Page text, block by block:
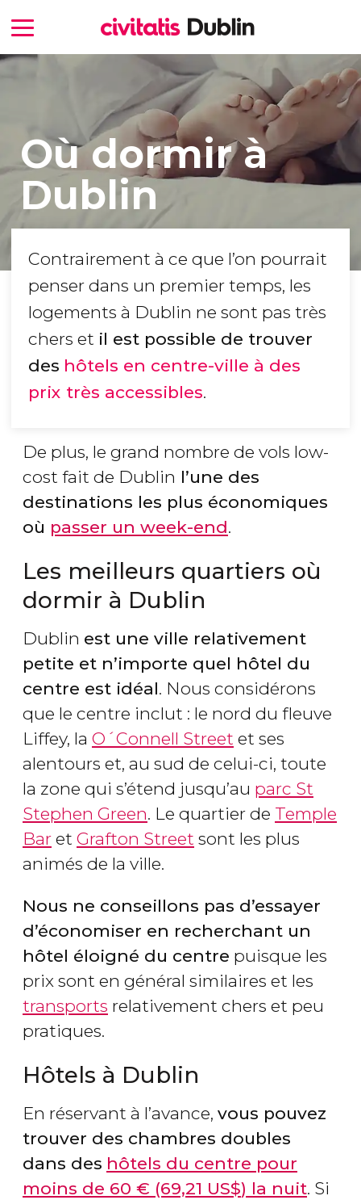
Où dormir à
Dublin
Contrairement à ce que l’on pourrait
penser dans un premier temps, les
logements à Dublin ne sont pas très
chers et il est possible de trouver
des hôtels en centre-ville à des
prix très accessibles.
De plus, le grand nombre de vols low-
cost fait de Dublin l’une des
destinations les plus économiques
où passer un week-end.
Les meilleurs quartiers où
dormir à Dublin
Dublin est une ville relativement
petite et n’importe quel hôtel du
centre est idéal. Nous considérons
que le centre inclut : le nord du fleuve
Liffey, la O´Connell Street et ses
alentours et, au sud de celui-ci, toute
la zone qui s’étend jusqu’au parc St
Stephen Green. Le quartier de Temple
Bar et Grafton Street sont les plus
animés de la ville.
Nous ne conseillons pas d’essayer
d’économiser en recherchant un
hôtel éloigné du centre puisque les
prix sont en général similaires et les
transports relativement chers et peu
pratiques.
Hôtels à Dublin
En réservant à l’avance, vous pouvez
trouver des chambres doubles
dans des hôtels du centre pour
moins de 60 € (69,21 US$) la nuit. Si